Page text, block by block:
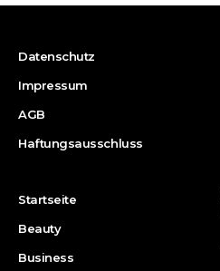
Datenschutz
Impressum
AGB
Haftungsausschluss
Startseite
Beauty
Business